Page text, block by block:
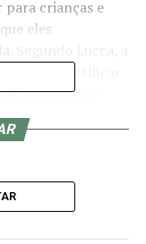
crianças e
eles
de identificar
que mais
O principal
ensino.
infinitas
aprender
ou metafísica